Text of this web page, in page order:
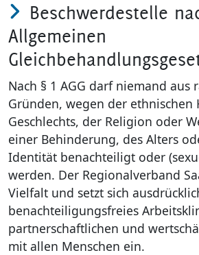
Beschwerdestelle
Allgemeinen
Nach § 1 AGG darf niemand aus
Gründen, wegen der ethnischen
Geschlechts, der Religion oder
einer Behinderung, des Alters
Identität benachteiligt oder
werden. Der Regionalverband
Vielfalt und setzt sich
benachteiligungsfreies
partnerschaftlichen und
mit allen Menschen ein.